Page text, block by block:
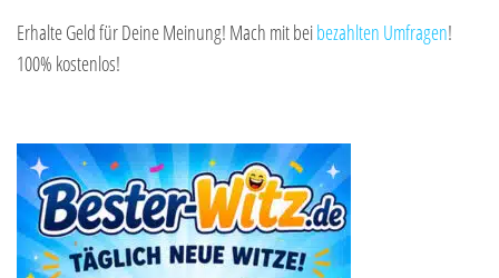
Erhalte Geld für Deine Meinung! Mach mit beibezahlten Umfragen!
100% kostenlos!